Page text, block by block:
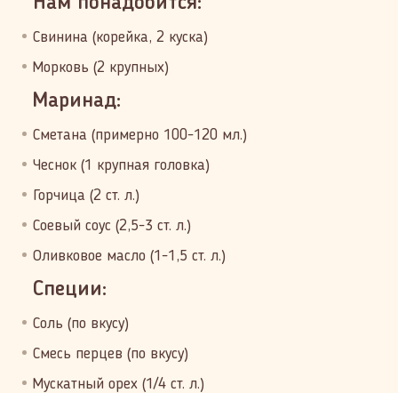
Свинина (корейка, 2 куска)
Морковь (2 крупных)
Маринад:
Сметана (примерно 100-120 мл.)
Чеснок (1 крупная головка)
Горчица (2 ст. л.)
Соевый соус (2,5-3 ст. л.)
Оливковое масло (1-1,5 ст. л.)
Специи:
Соль (по вкусу)
Смесь перцев (по вкусу)
Мускатный орех (1/4 ст. л.)